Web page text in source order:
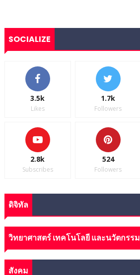
SOCIALIZE
3.5k
Likes
1.7k
Followers
2.8k
Subscribes
524
Followers
ดิจิทัล
วิทยาศาสตร์ เทคโนโลยี และนวัตกรรม
สังคม